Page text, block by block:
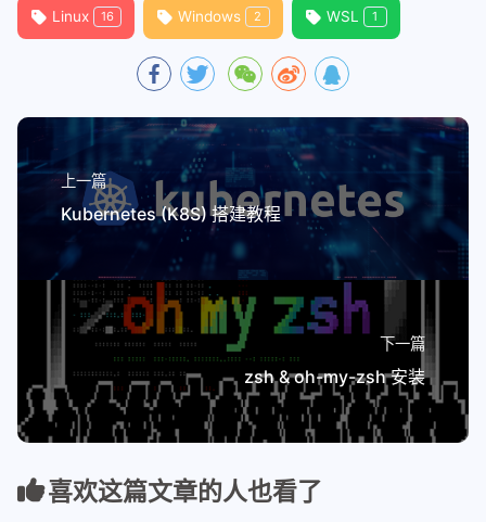
Linux 16 Windows 2 WSL 1
上一篇
Kubernetes (K8S) 搭建教程
下一篇
zsh & oh-my-zsh 安装
喜欢这篇文章的人也看了